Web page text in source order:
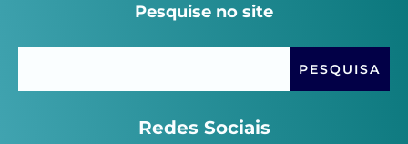
Pesquise no site
Redes Sociais